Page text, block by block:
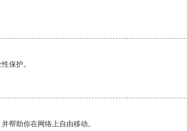
保护。
帮助你在网络上自由移动。